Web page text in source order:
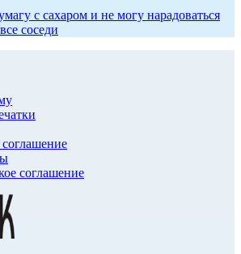
с сахаром и не могу нарадоваться
соседи
соглашение